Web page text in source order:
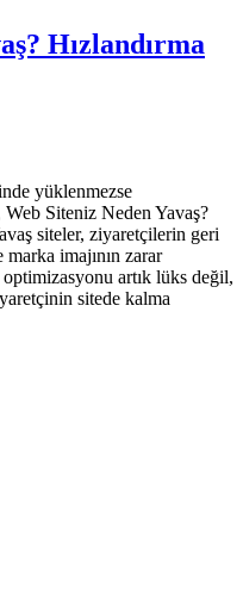
Hızlandırma
yüklenmezse
Web Siteniz Neden Yavaş?
siteler, ziyaretçilerin geri
marka imajının zarar
artık lüks değil,
sitede kalma